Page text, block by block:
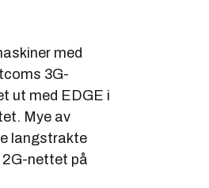
med
3G-
ut med EDGE i
Mye av
langstrakte
nettet på